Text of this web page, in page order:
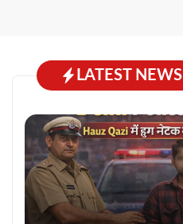
LATEST NEWS